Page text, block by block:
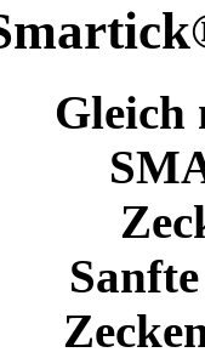
Gleich